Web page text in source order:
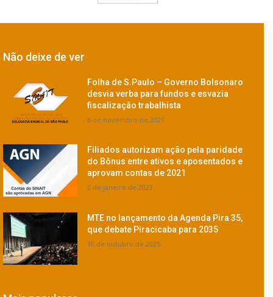
Não deixe de ver
Folha de S.Paulo – Governo Bolsonaro
desvia verba para fundos e esvazia
fiscalização trabalhista
8 de novembro de 2021
Filiados autorizam ação pela paridade
do Bônus entre ativos e aposentados e
aprovam contas de 2021
2 de janeiro de 2023
MTE no lançamento da Agenda Pira 35,
que debate Piracicaba para 2035
10 de outubro de 2025